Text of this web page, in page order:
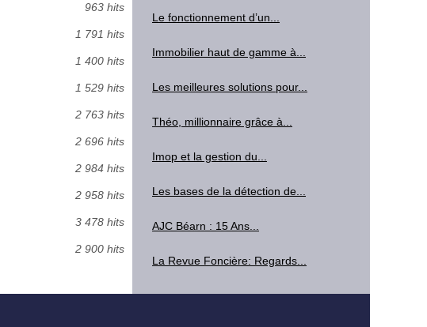
963 hits
1 791 hits
1 400 hits
1 529 hits
2 763 hits
2 696 hits
2 984 hits
2 958 hits
3 478 hits
2 900 hits
Le fonctionnement d’un...
Immobilier haut de gamme à...
Les meilleures solutions pour...
Théo, millionnaire grâce à...
Imop et la gestion du...
Les bases de la détection de...
AJC Béarn : 15 Ans...
La Revue Foncière: Regards...